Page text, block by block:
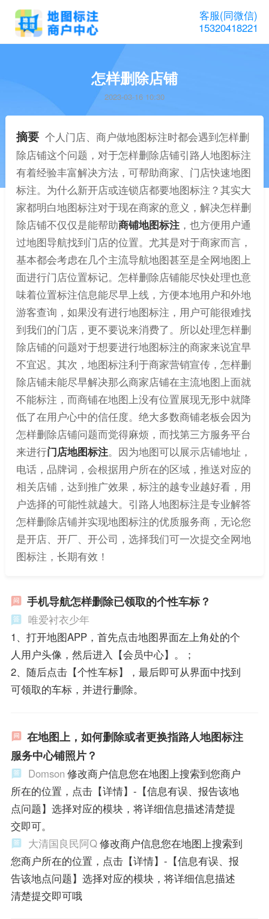
客服(同微信)
15320418221
怎样删除店铺
2023-03-16 10:30
摘要 个人门店、商户做地图标注时都会遇到怎样删
除店铺这个问题，对于怎样删除店铺引路人地图标注
有着经验丰富解决方法，可帮助商家、门店快速地图
标注。为什么新开店或连锁店都要地图标注？其实大
家都明白地图标注对于现在商家的意义，解决怎样删
除店铺不仅仅是能帮助商铺地图标注，也方便用户通
过地图导航找到门店的位置。尤其是对于商家而言，
基本都会考虑在几个主流导航地图甚至是全网地图上
面进行门店位置标记。怎样删除店铺能尽快处理也意
味着位置标注信息能尽早上线，方便本地用户和外地
游客查询，如果没有进行地图标注，用户可能很难找
到我们的门店，更不要说来消费了。所以处理怎样删
除店铺的问题对于想要进行地图标注的商家来说宜早
不宜迟。其次，地图标注利于商家营销宣传，怎样删
除店铺未能尽早解决那么商家店铺在主流地图上面就
不能标注，而商铺在地图上没有位置展现无形中就降
低了在用户心中的信任度。绝大多数商铺老板会因为
怎样删除店铺问题而觉得麻烦，而找第三方服务平台
来进行门店地图标注。因为地图可以展示店铺地址，
电话，品牌词，会根据用户所在的区域，推送对应的
相关店铺，达到推广效果，标注的越专业越好看，用
户选择的可能性就越大。引路人地图标注是专业解答
怎样删除店铺并实现地图标注的优质服务商，无论您
是开店、开厂、开公司，选择我们可一次提交全网地
图标注，长期有效！
手机导航怎样删除已领取的个性车标？
唯爱衬衣少年
1、打开地图APP，首先点击地图界面左上角处的个
人用户头像，然后进入【会员中心】。；
2、随后点击【个性车标】，最后即可从界面中找到
可领取的车标，并进行删除。
在地图上，如何删除或者更换指路人地图标注
服务中心铺照片？
Domson 修改商户信息您在地图上搜索到您商户
所在的位置，点击【详情】-【信息有误、报告该地
点问题】选择对应的模块，将详细信息描述清楚提
交即可。
大清国良民阿Q修改商户信息您在地图上搜索到
您商户所在的位置，点击【详情】-【信息有误、报
告该地点问题】选择对应的模块，将详细信息描述
清楚提交即可哦